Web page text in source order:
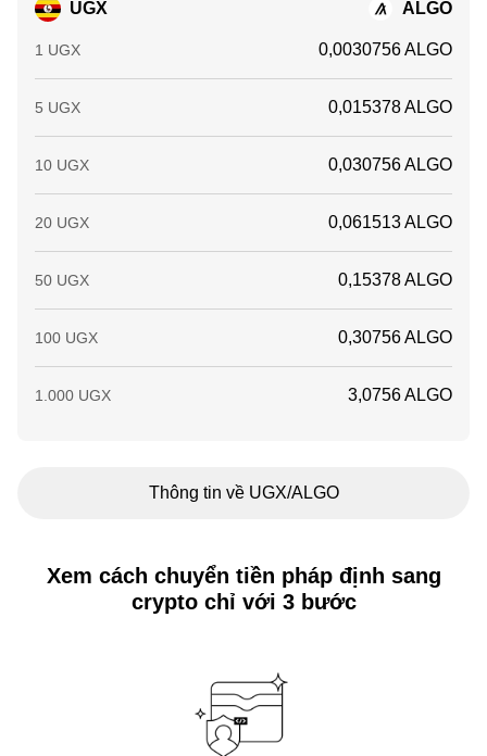
UGX ALGO
1 UGX 0,0030756 ALGO
5 UGX 0,015378 ALGO
10 UGX 0,030756 ALGO
20 UGX 0,061513 ALGO
50 UGX 0,15378 ALGO
100 UGX 0,30756 ALGO
1.000 UGX 3,0756 ALGO
Thông tin về UGX/ALGO
Xem cách chuyển tiền pháp định sang
crypto chỉ với 3 bước